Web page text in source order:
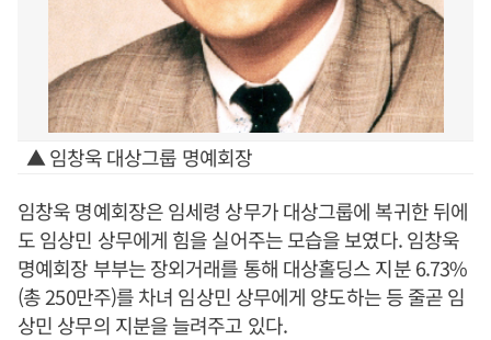
▲ 임창욱 대상그룹 명예회장
임창욱 명예회장은 임세령 상무가 대상그룹에 복귀한 뒤에
도 임상민 상무에게 힘을 실어주는 모습을 보였다. 임창욱
명예회장 부부는 장외거래를 통해 대상홀딩스 지분 6.73%
(총 250만주)를 차녀 임상민 상무에게 양도하는 등 줄곧 임
상민 상무의 지분을 늘려주고 있다.